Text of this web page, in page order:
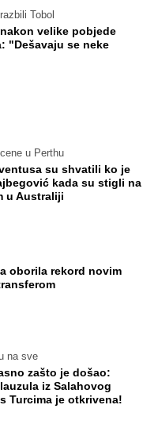
Tobol
velike pobjede
"Dešavaju se neke
u Perthu
su shvatili ko je
kada su stigli na
u Australiji
oborila rekord novim
na sve
zašto je došao:
iz Salahovog
Turcima je otkrivena!